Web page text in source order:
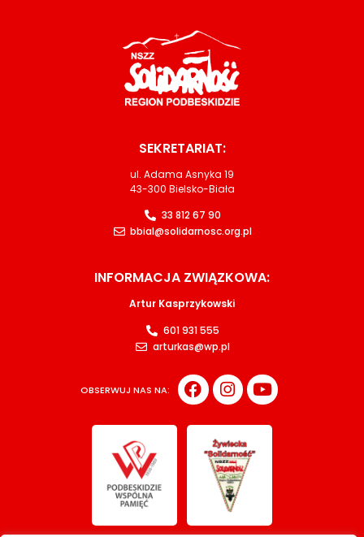
SEKRETARIAT:
ul. Adama Asnyka 19
43-300 Bielsko-Biała
33 812 67 90
bbial@solidarnosc.org.pl
INFORMACJA ZWIĄZKOWA:
Artur Kasprzykowski
601 931 555
arturkas@wp.pl
OBSERWUJ NAS NA: